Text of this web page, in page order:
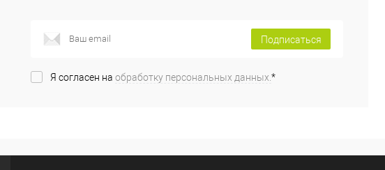
Подписаться
Я согласен на обработку персональных данных. *